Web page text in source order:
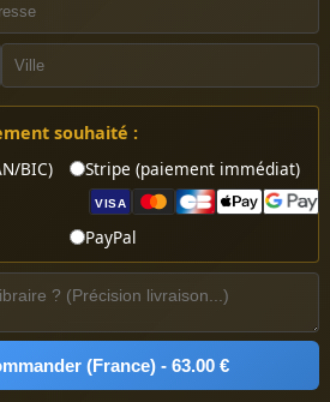
souhaité :
BIC)
Stripe (paiement immédiat)
VISA
PayPal
(France) - 63.00 €